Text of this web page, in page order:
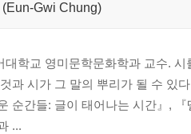
(Eun-Gwi Chung)
대학교 영미문학문화학과 교수.
과 시가 그 말의 뿌리가 될 수 있
순간들: 글이 태어나는 시간』,
...